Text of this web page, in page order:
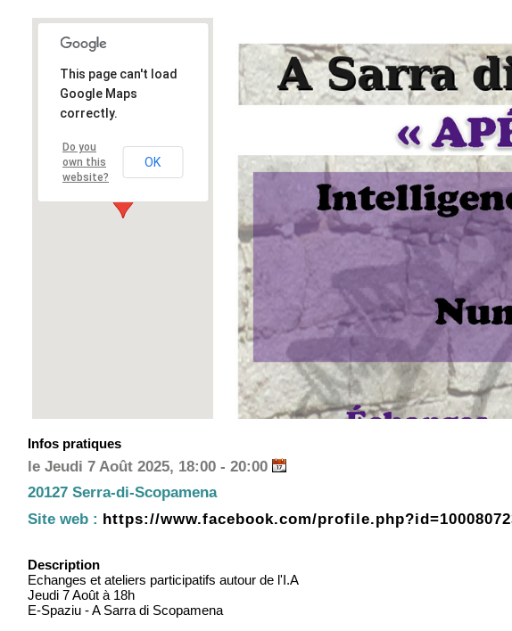
This page can't load
Google Maps
correctly.
Do you
own this
website?
OK
Infos pratiques
le Jeudi 7 Août 2025, 18:00 - 20:00
20127 Serra-di-Scopamena
Site web : https://www.facebook.com/
Description
Echanges et ateliers participatifs autour de l'I.A
Jeudi 7 Août à 18h
E-Spaziu - A Sarra di Scopamena